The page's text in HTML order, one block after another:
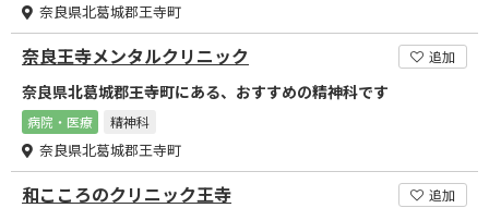
奈良県北葛城郡王寺町
奈良王寺メンタルクリニック 追加
奈良県北葛城郡王寺町にある、おすすめの精神科です
病院・医療 精神科
奈良県北葛城郡王寺町
和こころのクリニック王寺 追加